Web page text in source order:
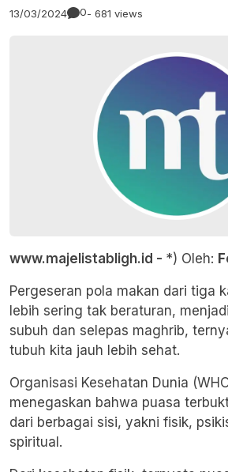
13/03/2024 0- 681 views
www.majelistabligh.id - *) Oleh:
Pergeseran pola makan dari tiga
lebih sering tak beraturan,
subuh dan selepas maghrib,
tubuh kita jauh lebih sehat.
Organisasi Kesehatan Dunia
menegaskan bahwa puasa
dari berbagai sisi, yakni fisik,
spiritual.